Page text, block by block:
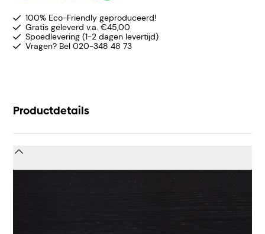
100% Eco-Friendly geproduceerd!
Gratis geleverd v.a. €45,00
Spoedlevering (1-2 dagen levertijd)
Vragen? Bel 020-348 48 73
Productdetails